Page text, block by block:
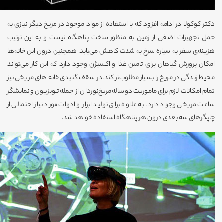
دکتر کوکولا در ادامه افزود که با استفاده از مواد موجود در مریخ دیگر نیازی به
حمل تجهیزات اضافی از زمین به منظور ساخت پناهگاه نیست و به این ترتیب
هزینه‌ی سفر به سیاره سرخ به شدت کاهش می‌یابد. همچنین درون این خانه‌ها
امکان پرورش گیاهان برای تامین غذا و اکسیژن وجود دارد که این کار می‌تواند
محیط زندگی در مریخ را بسیار مطلوب‌تر کند.در سقف گنبدی خانه های مریخی نیز
تمام امکانات لازم برای ماموریت دوساله مریخ‌نوردان از جمله تلویزیون و نمایشگر
ساعت مریخی وجود دارد. به علاوه برای تولید ابزار و ادوات مورد نیاز احتمالی از
چاپگرهای سه بعدی درون هر پناهگاه استفاده خواهد شد.